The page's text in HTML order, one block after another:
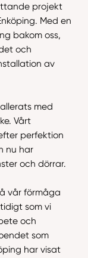
projekt
Med en
bakom oss,
och
av
med
Vårt
perfektion
nu har
och dörrar.
vår förmåga
som vi
och
som
har visat